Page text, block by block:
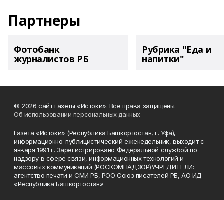
Партнеры
Фотобанк
журналистов РБ
Рубрика "Еда и
напитки"
© 2026 сайт газеты «Истоки». Все права защищены.
Об использовании персональных данных
Газета «Истоки» (Республика Башкортостан, г. Уфа),
информационно-публицистический еженедельник, выходит с
января 1991 г. Зарегистрировано Федеральной службой по
надзору в сфере связи, информационных технологий и
массовых коммуникаций (РОСКОМНАДЗОР)УЧРЕДИТЕЛИ:
агентство печати и СМИ РБ, РОО Союз писателей РБ, АО ИД
«Республика Башкортостан»